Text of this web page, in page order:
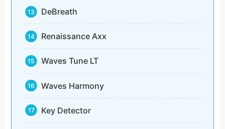
DeBreath
Renaissance Axx
Waves Tune LT
Waves Harmony
Key Detector